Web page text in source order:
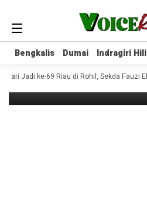
Bengkalis Dumai Indragiri
Bengkalis Dumai Indragiri
Hari Jadi ke-69 Riau di Rohil, Sekda Fauzi
Mahasiswa Kukerta
Universitas Riau
Bimbingan Belajar bagi
Desa Muntai Barat